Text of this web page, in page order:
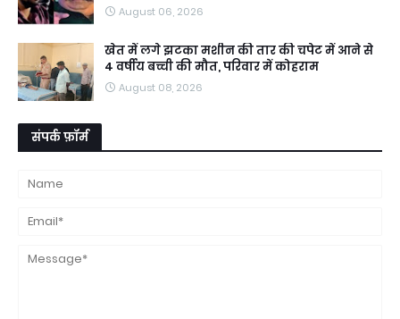
August 06, 2026
खेत में लगे झटका मशीन की तार की चपेट में आने से
4 वर्षीय बच्ची की मौत, परिवार में कोहराम
August 08, 2026
संपर्क फ़ॉर्म